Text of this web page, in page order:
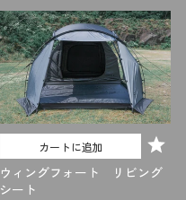
格
カートに追加
ウィングフォート リビング
シート